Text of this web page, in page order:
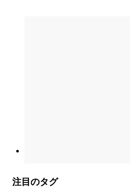
注目のタグ